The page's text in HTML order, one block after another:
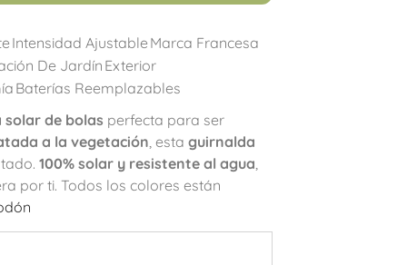
Intensidad Ajustable Marca Francesa
De Jardín Exterior
Baterías Reemplazables
de bolas perfecta para ser
a la vegetación , esta guirnalda
100% solar y resistente al agua
por ti. Todos los colores están